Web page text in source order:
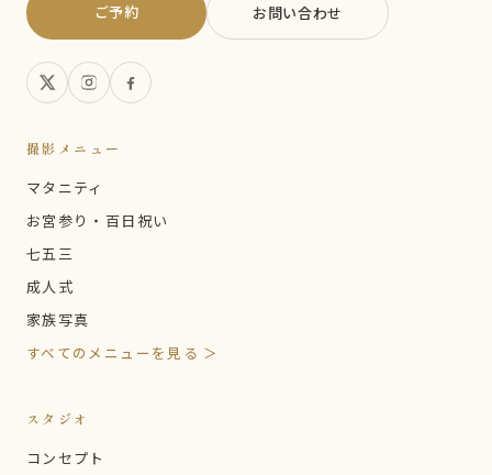
ご予約 お問い合わせ
撮影メニュー
マタニティ
お宮参り・百日祝い
七五三
成人式
家族写真
すべてのメニューを見る ＞
スタジオ
コンセプト